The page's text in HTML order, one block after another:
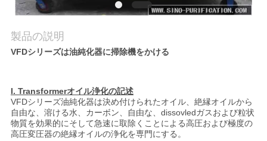
に
連
絡
し
な
さ
製品の説明
VFDシリーズは油純化器に掃除機をかける
I. Transformerオイル浄化の記述
VFDシリーズ油純化器は決め付けられたオイル、 絶縁オイルから
自由な、溶ける水、カーボン、自由な、 dissovledガスおよび粒状
物質を効果的にそして急速に取除くこと による高圧および極度の
高圧変圧器の絶縁オイルの浄化を専門にする。